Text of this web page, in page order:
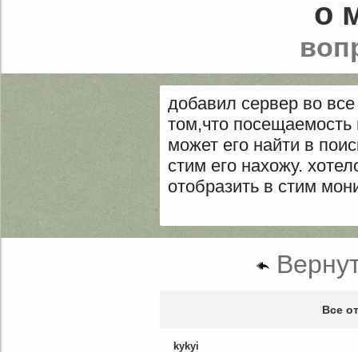
о
добавил сервер во
том,что посещаемость
может его найти в
стим его нахожу.
отобразить в стим
Все
kykyi